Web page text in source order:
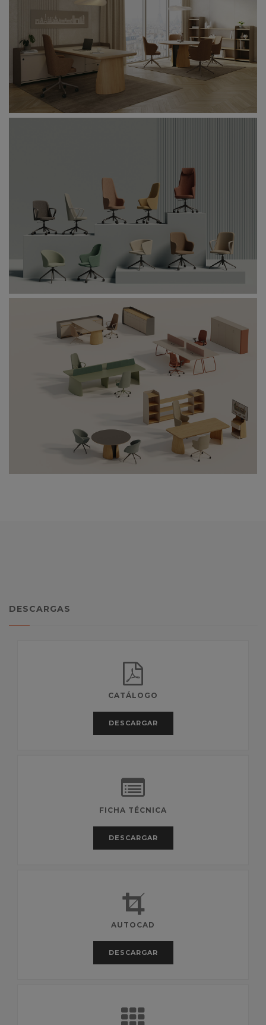
DESCARGAS
CATÁLOGO
DESCARGAR
FICHA TÉCNICA
DESCARGAR
AUTOCAD
DESCARGAR